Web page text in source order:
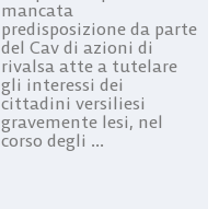
mancata
predisposizione da parte
del Cav di azioni di
rivalsa atte a tutelare
gli interessi dei
cittadini versiliesi
gravemente lesi, nel
corso degli ...